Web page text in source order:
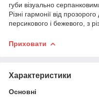
губи візуально
Різні гармонії від
персикового і бежевого, з
Приховати
Характеристики
Основні